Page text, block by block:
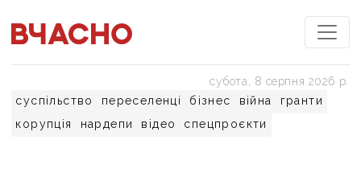
суспільство переселенці бізнес війна
гранти
корупція
нардепи відео спецпроєкти
субота, 8 серпня 2026 р.